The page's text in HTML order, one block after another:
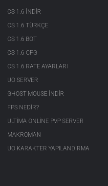
CS 1.6 INDIR
CS 1.6 TÜRKÇE
CS 1.6 BOT
CS 1.6 CFG
CS 1.6 RATE AYARLARI
UO SERVER
GHOST MOUSE INDIR
FPS NEDIR?
ULTIMA ONLINE PVP SERVER
MAKROMAN
UO KARAKTER YAPILANDIRMA